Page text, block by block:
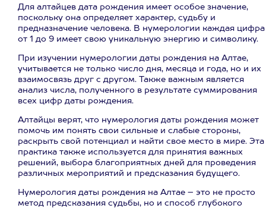
Для алтайцев дата рождения имеет особое значение,
поскольку она определяет характер, судьбу и
предназначение человека. В нумерологии каждая цифра
от 1 до 9 имеет свою уникальную энергию и символику.
При изучении нумерологии даты рождения на Алтае,
учитывается не только число дня, месяца и года, но и их
взаимосвязь друг с другом. Также важным является
анализ числа, полученного в результате суммирования
всех цифр даты рождения.
Алтайцы верят, что нумерология даты рождения может
помочь им понять свои сильные и слабые стороны,
раскрыть свой потенциал и найти свое место в мире. Эта
практика также используется для принятия важных
решений, выбора благоприятных дней для проведения
различных мероприятий и предсказания будущего.
Нумерология даты рождения на Алтае – это не просто
метод предсказания судьбы, но и способ глубокого